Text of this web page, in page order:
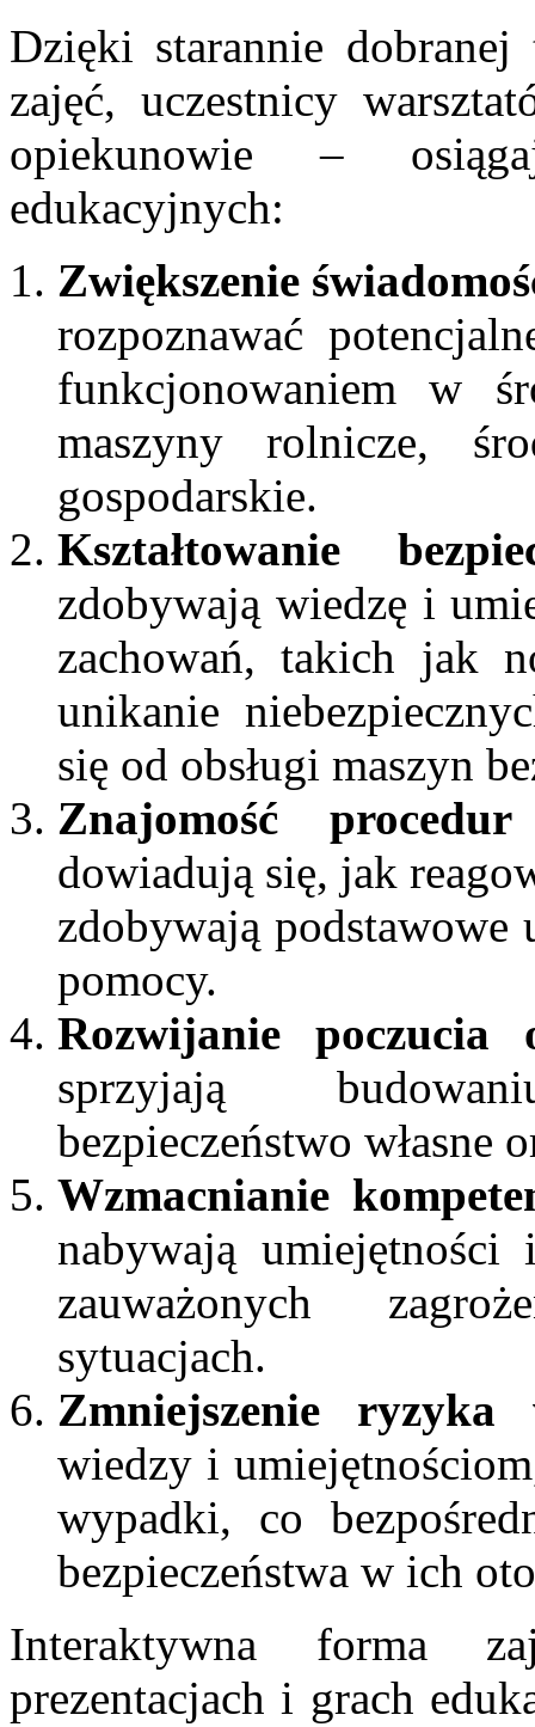
Dzięki starannie
zajęć, uczestnicy
opiekunowie –
edukacyjnych:
Zwiększenie
rozpoznawać
funkcjonowaniem w
maszyny rolnicze,
gospodarskie.
Kształtowanie
zdobywają wiedzę i
zachowań, takich jak
unikanie
się od obsługi maszyn
Znajomość procedur
dowiadują się, jak
zdobywają podstawowe
pomocy.
Rozwijanie poczucia
sprzyjają
bezpieczeństwo własne
Wzmacnianie
nabywają umiejętności
zauważonych
sytuacjach.
Zmniejszenie ryzyka
wiedzy i
wypadki, co
bezpieczeństwa w ich
Interaktywna forma
prezentacjach i grach